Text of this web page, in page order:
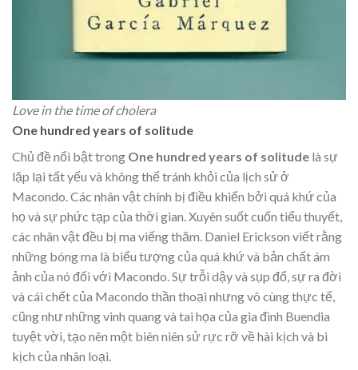
Love in the time of cholera
One hundred years of solitude
Chủ đề nổi bật trong One hundred years of solitude là sự
lặp lại tất yếu và không thể tránh khỏi của lịch sử ở
Macondo. Các nhân vật chính bị điều khiển bởi quá khứ của
họ và sự phức tạp của thời gian. Xuyên suốt cuốn tiểu thuyết,
các nhân vật đều bị ma viếng thăm. Daniel Erickson viết rằng
những bóng ma là biểu tượng của quá khứ và bản chất ám
ảnh của nó đối với Macondo. Sự trỗi dậy và sụp đổ, sự ra đời
và cái chết của Macondo thần thoại nhưng vô cùng thực tế,
cũng như những vinh quang và tai họa của gia đình Buendia
tuyệt vời, tạo nên một biên niên sử rực rỡ về hài kịch và bi
kịch của nhân loại.